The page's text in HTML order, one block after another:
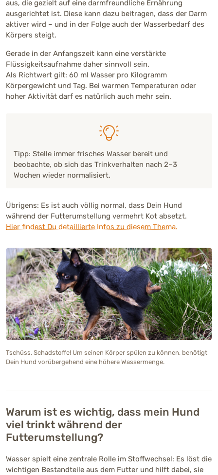
aus, die gezielt auf eine darmfreundliche Ernährung
ausgerichtet ist. Diese kann dazu beitragen, dass der Darm
aktiver wird – und in der Folge auch der Wasserbedarf des
Körpers steigt.
Gerade in der Anfangszeit kann eine verstärkte
Flüssigkeitsaufnahme daher sinnvoll sein.
Als Richtwert gilt: 60 ml Wasser pro Kilogramm
Körpergewicht und Tag. Bei warmen Temperaturen oder
hoher Aktivität darf es natürlich auch mehr sein.
Tipp: Stelle immer frisches Wasser bereit und
beobachte, ob sich das Trinkverhalten nach 2–3
Wochen wieder normalisiert.
Übrigens: Es ist auch völlig normal, dass Dein Hund
während der Futterumstellung vermehrt Kot absetzt.
Hier findest Du detaillierte Infos zu diesem Thema.
Tschüss, Schadstoffe! Um seinen Körper spülen zu können, benötigt
Dein Hund vorübergehend eine höhere Wassermenge.
Warum ist es wichtig, dass mein Hund
viel trinkt während der
Futterumstellung?
Wasser spielt eine zentrale Rolle im Stoffwechsel: Es löst die
wichtigen Bestandteile aus dem Futter und hilft dabei, sie